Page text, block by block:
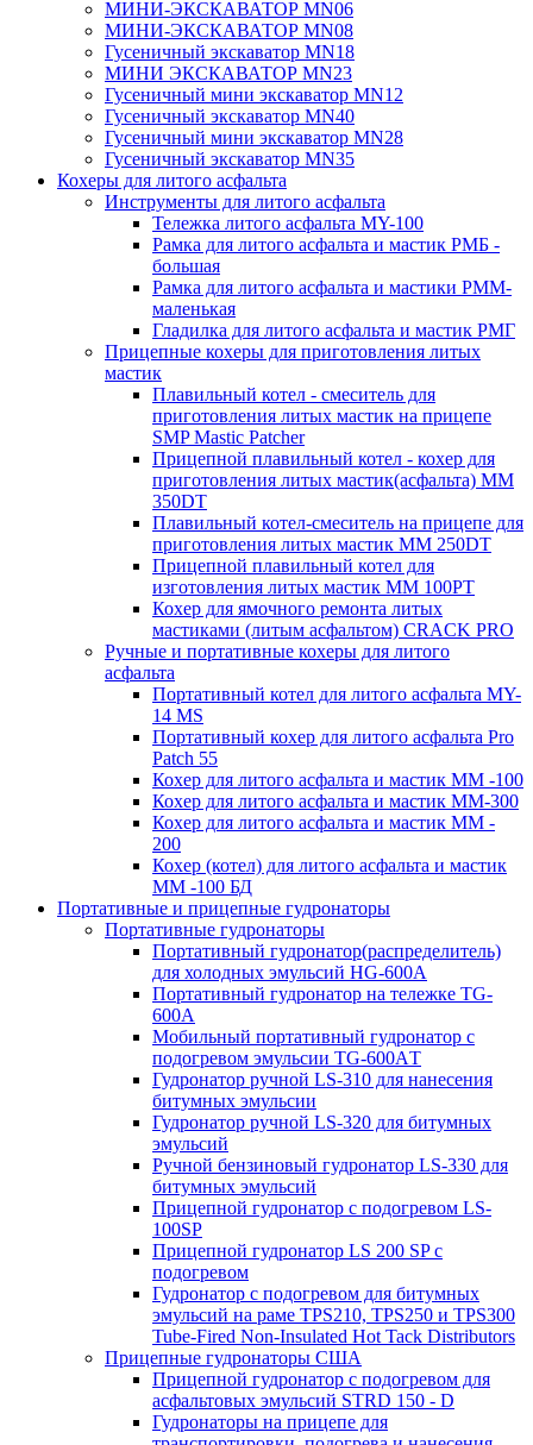
МИНИ-ЭКСКАВАТОР MN06
МИНИ-ЭКСКАВАТОР MN08
Гусеничный экскаватор MN18
МИНИ ЭКСКАВАТОР MN23
Гусеничный мини экскаватор MN12
Гусеничный экскаватор MN40
Гусеничный мини экскаватор MN28
Гусеничный экскаватор MN35
Кохеры для литого асфальта
Инструменты для литого асфальта
Тележка литого асфальта MY-100
Рамка для литого асфальта и мастик РМБ -
большая
Рамка для литого асфальта и мастики РММ-
маленькая
Гладилка для литого асфальта и мастик РМГ
Прицепные кохеры для приготовления литых
мастик
Плавильный котел - смеситель для
приготовления литых мастик на прицепе
SMP Mastic Patcher
Прицепной плавильный котел - кохер для
приготовления литых мастик(асфальта) MM
350DT
Плавильный котел-смеситель на прицепе для
приготовления литых мастик MM 250DT
Прицепной плавильный котел для
изготовления литых мастик MM 100PT
Кохер для ямочного ремонта литых
мастиками (литым асфальтом) CRACK PRO
Ручные и портативные кохеры для литого
асфальта
Портативный котел для литого асфальта MY-
14 MS
Портативный кохер для литого асфальта Pro
Patch 55
Кохер для литого асфальта и мастик MM -100
Кохер для литого асфальта и мастик MM-300
Кохер для литого асфальта и мастик MM -
200
Кохер (котел) для литого асфальта и мастик
MM -100 БД
Портативные и прицепные гудронаторы
Портативные гудронаторы
Портативный гудронатор(распределитель)
для холодных эмульсий HG-600A
Портативный гудронатор на тележке TG-
600A
Мобильный портативный гудронатор с
подогревом эмульсии TG-600AТ
Гудронатор ручной LS-310 для нанесения
битумных эмульсии
Гудронатор ручной LS-320 для битумных
эмульсий
Ручной бензиновый гудронатор LS-330 для
битумных эмульсий
Прицепной гудронатор с подогревом LS-
100SP
Прицепной гудронатор LS 200 SP с
подогревом
Гудронатор с подогревом для битумных
эмульсий на раме TPS210, TPS250 и TPS300
Tube-Fired Non-Insulated Hot Tack Distributors
Прицепные гудронаторы США
Прицепной гудронатор с подогревом для
асфальтовых эмульсий STRD 150 - D
Гудронаторы на прицепе для